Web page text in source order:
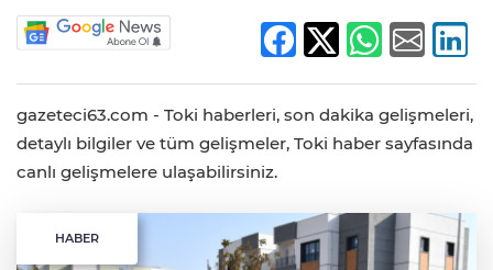
gazeteci63.com - Toki haberleri, son dakika gelişmeleri,
detaylı bilgiler ve tüm gelişmeler, Toki haber sayfasında
canlı gelişmelere ulaşabilirsiniz.
HABER